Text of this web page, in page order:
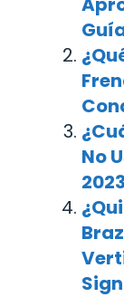
No
2023